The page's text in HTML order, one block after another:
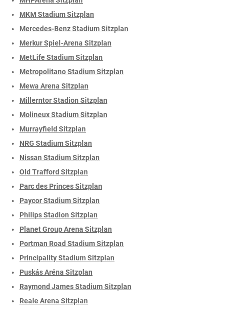
MKM Stadium Sitzplan
Mercedes-Benz Stadium Sitzplan
Merkur Spiel-Arena Sitzplan
MetLife Stadium Sitzplan
Metropolitano Stadium Sitzplan
Mewa Arena Sitzplan
Millerntor Stadion Sitzplan
Molineux Stadium Sitzplan
Murrayfield Sitzplan
NRG Stadium Sitzplan
Nissan Stadium Sitzplan
Old Trafford Sitzplan
Parc des Princes Sitzplan
Paycor Stadium Sitzplan
Philips Stadion Sitzplan
Planet Group Arena Sitzplan
Portman Road Stadium Sitzplan
Principality Stadium Sitzplan
Puskás Aréna Sitzplan
Raymond James Stadium Sitzplan
Reale Arena Sitzplan